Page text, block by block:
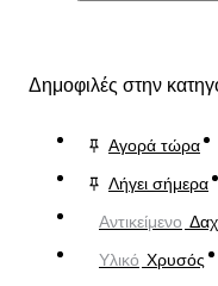
Δημοφιλές στην
Αγορά τώρα
Λήγει σήμερα
Αντικείμενο
Υλικό Χρυσός